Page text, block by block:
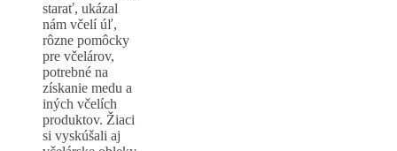
starať, ukázal
nám včelí úľ,
rôzne pomôcky
pre včelárov,
potrebné na
získanie medu a
iných včelích
produktov. Žiaci
si vyskúšali aj